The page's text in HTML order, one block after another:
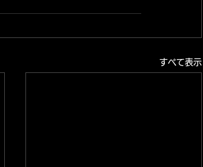
すべて表示